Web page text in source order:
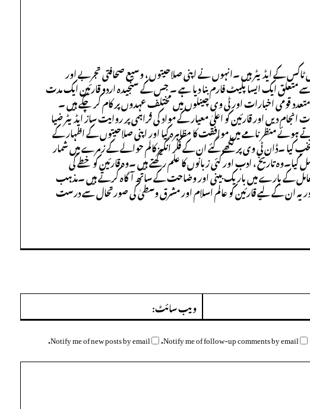
کے ایڈیٹر ہیں ۔انہوں نے اپنی صلاحیتوں ، وسیع صحافتی تجربے اور
متعلق ایک ایسا پلیٹ فارم بنا دیا ہے ۔ جس کے سنجیدہ اردو قارئین ایک مدت
قومی اخبارات اور ٹی وی چینلوں میں مختلف عہدوں پر کام کر چکے ہیں ۔
دیں اور قارئین کو اعلیٰ معیار کے مواد کی فراہمی پر روایت ساز ایڈیٹر ضیا
منظر نامے میں موافقت کا مظاہرہ کیا اور اپنی صلاحیتوں کے اظہار کے
کیا ۔ڈان ٹی وی پر لکھے گئے ان کے فکر انگیز کالم حوالے کے زمرے میں شمار
تاریخ ، ادب اور کئی زبانوں کا علم رکھتے ہیں ۔وہ قارئین کو خطے کی
کے بارے میں باریک بینی اور وضاحت کے ساتھ آگاہ کرتے ہیں ۔مذہب
یہ ان کے لیے قارئین کو عالم اسلام اور مشرق وسطیٰ کی صورتحال سے درست
ای
میل:*
ویب
Notify me of follow-up comments by email.
Notify me of new posts by email.